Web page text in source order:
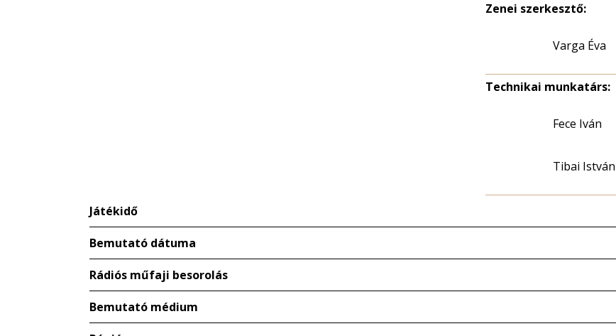
Zenei szerkesztő:
Varga Éva
Technikai munkatárs:
Fece Iván
Tibai István
Játékidő
Bemutató dátuma
Rádiós műfaji besorolás
Bemutató médium